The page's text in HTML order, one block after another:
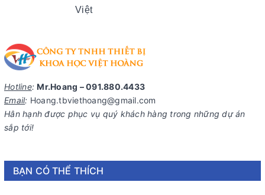
Việt
Hotline: Mr.Hoang – 091.880.4433
Email: Hoang.tbviethoang@gmail.com
Hân hạnh được phục vụ quý khách hàng trong những dự án
sắp tới!
BẠN CÓ THỂ THÍCH